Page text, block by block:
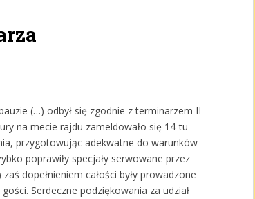
(…) odbył się zgodnie z terminarzem II
na mecie rajdu zameldowało się 14-tu
przygotowując adekwatne do warunków
poprawiły specjały serwowane przez
dopełnieniem całości były prowadzone
Serdeczne podziękowania za udział